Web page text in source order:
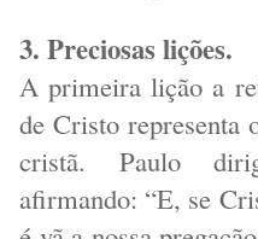
3. Preciosas lições.
A primeira lição a
de Cristo representa
cristã. Paulo
afirmando: “E, se